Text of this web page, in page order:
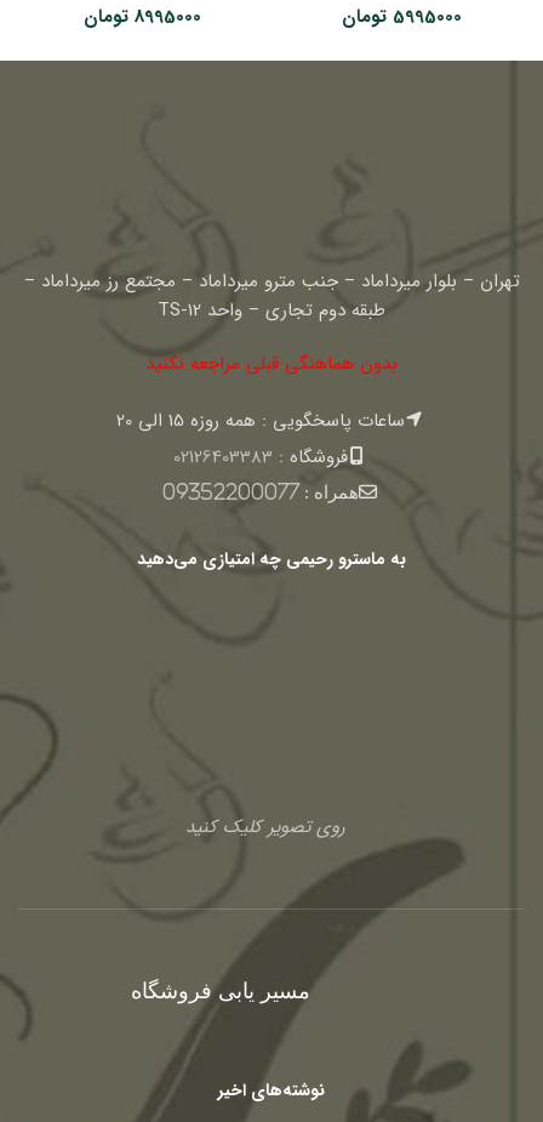
5995000 تومان
8995000 تومان
تهران – بلوار میرداماد – جنب مترو میرداماد – مجتمع رز میرداماد –
طبقه دوم تجاری – واحد TS-12
بدون هماهنگی قبلی مراجعه نکنید
ساعات پاسخگویی : همه روزه 15 الی 20
فروشگاه : 02126403383
همراه :09352200077
به ماسترو رحیمی چه امتیازی می‌دهید
روی تصویر کلیک کنید
مسیر یابی فروشگاه
نوشته‌های اخیر